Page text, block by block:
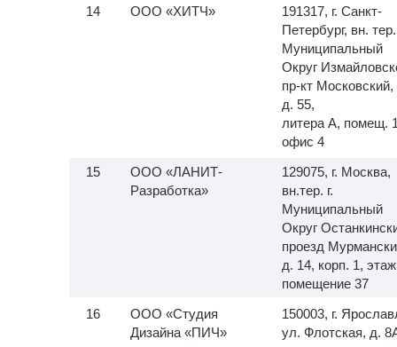
ООО «ХИТЧ»
191317, г. Санкт-
Петербург, вн. тер.
Муниципальный
Округ
пр-кт Московский,
д. 55,
литера А, помещ.
офис 4
ООО «ЛАНИТ-
Разработка»
129075, г. Москва,
вн.тер. г.
Муниципальный
Округ
проезд
д. 14, корп. 1,
помещение 37
ООО «Студия
Дизайна «ПИЧ»
150003, г.
ул. Флотская, д.